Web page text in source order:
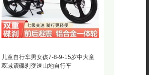
儿童自行车男女孩7-8-9-15岁中大童
双减震碟刹变速山地自行车